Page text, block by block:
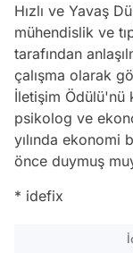
Hızlı ve Yavaş
mühendislik ve
tarafından
çalışma olarak
İletişim Ödülü'nü
psikolog ve
yılında ekonomi
önce duymuş
* idefix